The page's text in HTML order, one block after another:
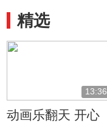
精选
13:36
动画乐翻天 开心